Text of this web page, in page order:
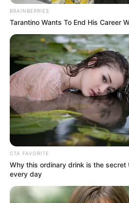
diligencias presentó algunos
a los procesados en los hechos.
retratos hablados con base en las
hicieron las víctimas, así como
los retiros que hicieron.
La contundencia de estas
investigados aceptaran los cargos
de pena; sin embargo, si Moreno
Moreno incumplen las
en los cinco años siguientes,
totalidad de la sentencia, se
COMPARTIR
BRAINBERRIES
Tarantino Wants To End His Career
CTA FAVORITE
Why this ordinary drink is the secret
every day